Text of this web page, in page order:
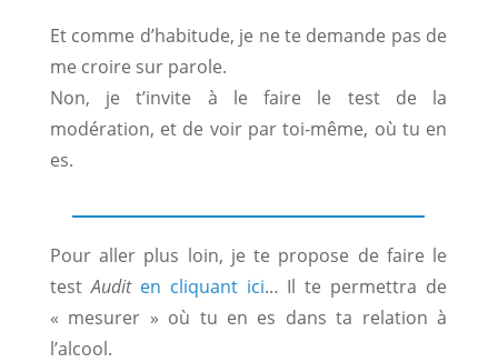
Et comme d’habitude, je ne te demande pas de
me croire sur parole.
Non, je t’invite à le faire le test de la
modération, et de voir par toi-même, où tu en
es.
Pour aller plus loin, je te propose de faire le
testAudit en cliquant ici… Il te permettra de
« mesurer » où tu en es dans ta relation à
l’alcool.